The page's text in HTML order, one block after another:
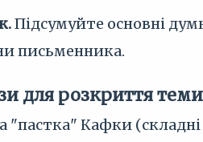
Підсумуйте основні
письменника.
для розкриття теми
"пастка" Кафки